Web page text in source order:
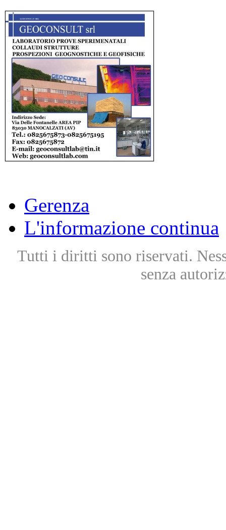
Gerenza
L'informazione continua
Tutti i diritti sono riservati.
senza